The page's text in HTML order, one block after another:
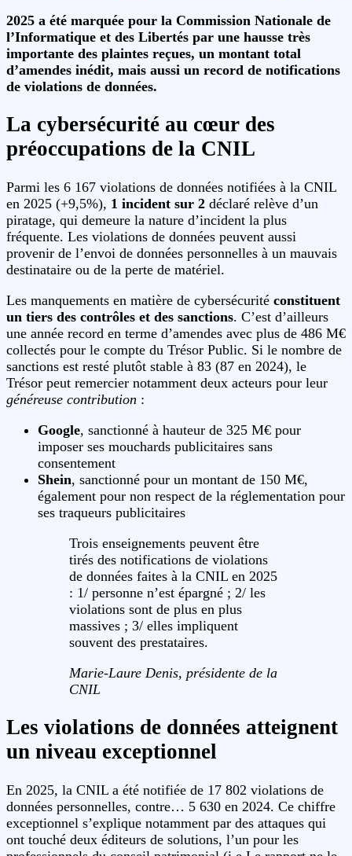
2025 a été marquée pour la Commission Nationale de
l’Informatique et des Libertés par une hausse très
importante des plaintes reçues, un montant total
d’amendes inédit, mais aussi un record de notifications
de violations de données.
La cybersécurité au cœur des
préoccupations de la CNIL
Parmi les 6 167 violations de données notifiées à la CNIL
en 2025 (+9,5%), 1 incident sur 2 déclaré relève d’un
piratage, qui demeure la nature d’incident la plus
fréquente. Les violations de données peuvent aussi
provenir de l’envoi de données personnelles à un mauvais
destinataire ou de la perte de matériel.
Les manquements en matière de cybersécurité constituent
un tiers des contrôles et des sanctions. C’est d’ailleurs
une année record en terme d’amendes avec plus de 486 M€
collectés pour le compte du Trésor Public. Si le nombre de
sanctions est resté plutôt stable à 83 (87 en 2024), le
Trésor peut remercier notamment deux acteurs pour leur
généreuse contribution :
Google, sanctionné à hauteur de 325 M€ pour
imposer ses mouchards publicitaires sans
consentement
Shein, sanctionné pour un montant de 150 M€,
également pour non respect de la réglementation pour
ses traqueurs publicitaires
Trois enseignements peuvent être
tirés des notifications de violations
de données faites à la CNIL en 2025
: 1/ personne n’est épargné ; 2/ les
violations sont de plus en plus
massives ; 3/ elles impliquent
souvent des prestataires.
Marie-Laure Denis, présidente de la
CNIL
Les violations de données atteignent
un niveau exceptionnel
En 2025, la CNIL a été notifiée de 17 802 violations de
données personnelles, contre… 5 630 en 2024. Ce chiffre
exceptionnel s’explique notamment par des attaques qui
ont touché deux éditeurs de solutions, l’un pour les